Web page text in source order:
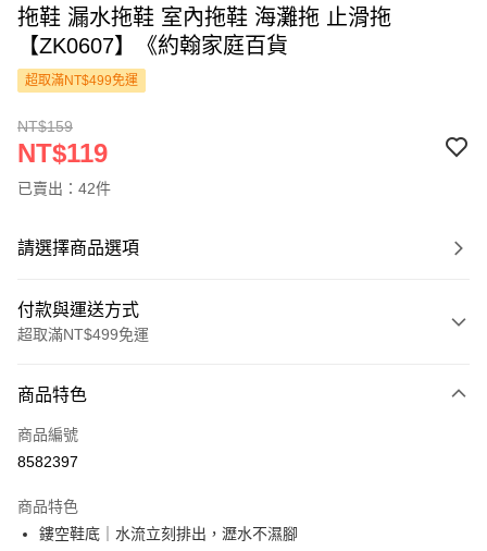
拖鞋 漏水拖鞋 室內拖鞋 海灘拖 止滑拖
【ZK0607】《約翰家庭百貨
超取滿NT$499免運
NT$159
NT$119
已賣出：42件
請選擇商品選項
付款與運送方式
超取滿NT$499免運
信用卡一次付款
超商取貨付款
Apple Pay
商品特色
商品編號
8582397
商品特色
鏤空鞋底｜水流立刻排出，瀝水不濕腳